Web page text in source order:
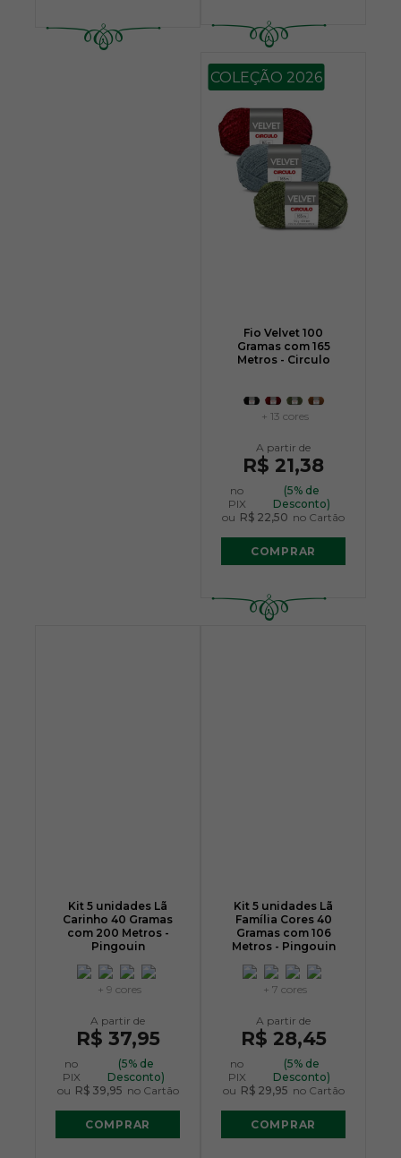
COLEÇÃO 2026
Fio Velvet 100
Gramas com 165
Metros - Circulo
+ 13 cores
R$ 21,38
no
PIX
(5% de
Desconto)
ou R$ 22,50 no Cartão
COMPRAR
Kit 5 unidades Lã
Carinho 40 Gramas
com 200 Metros -
Pingouin
+ 9 cores
R$ 37,95
no
PIX
(5% de
Desconto)
ou R$ 39,95 no Cartão
COMPRAR
Kit 5 unidades Lã
Família Cores 40
Gramas com 106
Metros - Pingouin
+ 7 cores
R$ 28,45
no
PIX
(5% de
Desconto)
ou R$ 29,95 no Cartão
COMPRAR